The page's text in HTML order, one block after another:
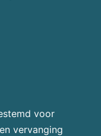
voor
vervanging